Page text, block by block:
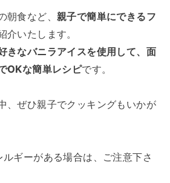
朝食など、親子で簡単にできるフ
介いたします。
きなバニラアイスを使用して、面
OKな簡単レシピです。
、ぜひ親子でクッキングもいかが
ギーがある場合は、ご注意下さ